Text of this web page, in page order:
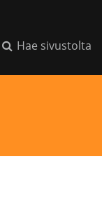
Hae sivustolta